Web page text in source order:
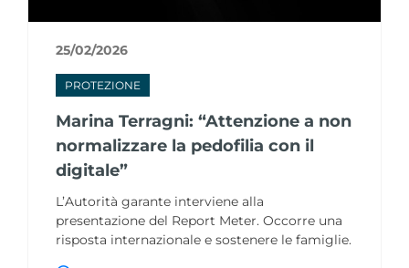
25/02/2026
PROTEZIONE
Marina Terragni: “Attenzione a non
normalizzare la pedofilia con il
digitale”
L’Autorità garante interviene alla
presentazione del Report Meter. Occorre una
risposta internazionale e sostenere le famiglie.